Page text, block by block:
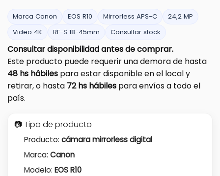
Marca Canon EOS R10 Mirrorless APS-C
24,2 MP
Video 4K
RF-S 18-45mm Consultar stock
Consultar disponibilidad antes de comprar.
Este producto puede requerir una demora de hasta
48 hs hábiles para estar disponible en el local y
retirar, o hasta 72 hs hábiles para envíos a todo el
país.
📷 Tipo de producto
Producto: cámara mirrorless digital
Marca: Canon
Modelo: EOS R10